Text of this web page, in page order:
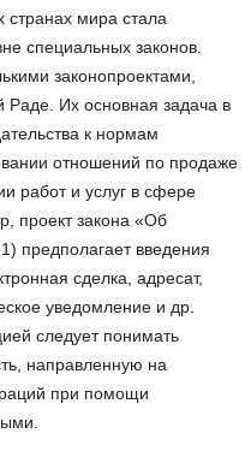
странах мира стала
специальных законов.
законопроектами,
Раде. Их основная задача в
к нормам
отношений по продаже
работ и услуг в сфере
проект закона «Об
предполагает введения
сделка, адресат,
уведомление и др.
следует понимать
направленную на
при помощи